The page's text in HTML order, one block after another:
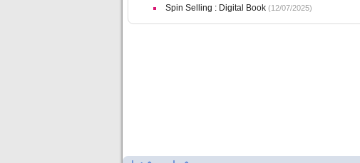
Spin Selling : Digital Book(12/07/2025)